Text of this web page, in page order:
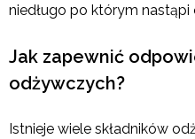
niedługo po którym nastąpi
Jak zapewnić
odżywczych?
Istnieje wiele składników